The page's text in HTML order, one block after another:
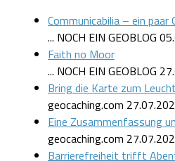
Communicabilia – ein paar
... NOCH EIN GEOBLOG
Faith no Moor
... NOCH EIN GEOBLOG
Bring die Karte zum
geocaching.com
Eine Zusammenfassung
geocaching.com
Barrierefreiheit trifft